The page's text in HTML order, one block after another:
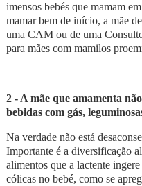
imensos bebés que mamam
mamar bem de início, a mãe
uma CAM ou de uma
para mães com mamilos
2 - A mãe que amamenta
bebidas com gás,
Na verdade não está
Importante é a diversificação
alimentos que a lactente
cólicas no bebé, como se